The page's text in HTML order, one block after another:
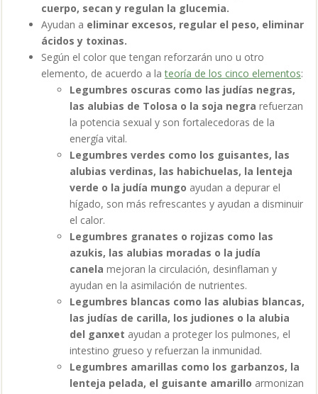
cuerpo, secan y regulan la glucemia.
Ayudan a eliminar excesos, regular el peso, eliminar
ácidos y toxinas.
Según el color que tengan reforzarán uno u otro
elemento, de acuerdo a lateoría de los cinco elementos:
Legumbres oscuras como las judías negras,
las alubias de Tolosa o la soja negra refuerzan
la potencia sexual y son fortalecedoras de la
energía vital.
Legumbres verdes como los guisantes, las
alubias verdinas, las habichuelas, la lenteja
verde o la judía mungo ayudan a depurar el
hígado, son más refrescantes y ayudan a disminuir
el calor.
Legumbres granates o rojizas como las
azukis, las alubias moradas o la judía
canela mejoran la circulación, desinflaman y
ayudan en la asimilación de nutrientes.
Legumbres blancas como las alubias blancas,
las judías de carilla, los judiones o la alubia
del ganxet ayudan a proteger los pulmones, el
intestino grueso y refuerzan la inmunidad.
Legumbres amarillas como los garbanzos, la
lenteja pelada, el guisante amarillo armonizan